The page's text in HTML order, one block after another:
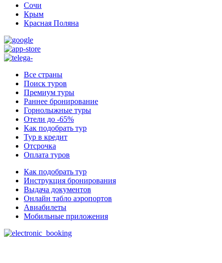
Сочи
Крым
Красная Поляна
Все страны
Поиск туров
Премиум туры
Раннее бронирование
Горнолыжные туры
Отели до -65%
Как подобрать тур
Тур в кредит
Отсрочка
Оплата туров
Как подобрать тур
Инструкция бронирования
Выдача документов
Онлайн табло аэропортов
Авиабилеты
Мобильные приложения